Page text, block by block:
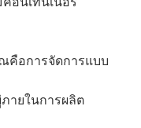
คือการจัดการแบบ
ายในการผลิต